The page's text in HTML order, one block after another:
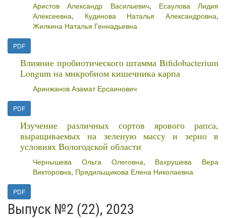
Аристов Александр Васильевич, Есаулова Лидия
Алексеевна, Кудинова Наталья Александровна,
Жилкина Наталья Геннадьевна
PDF
Влияние пробиотического штамма Bifidobacterium
Longum на микробиом кишечника карпа
Аринжанов Азамат Ерсаинович
PDF
Изучение различных сортов ярового рапса,
выращиваемых на зеленую массу и зерно в
условиях Вологодской области
Чернышева Ольга Олеговна, Вахрушева Вера
Викторовна, Прядильщикова Елена Николаевна
PDF
Выпуск №2 (22), 2023